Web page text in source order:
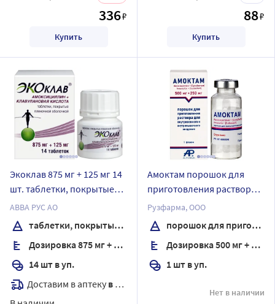
336₽
Купить
88₽
Купить
Экоклав 875 мг + 125 мг 14
шт. таблетки, покрытые
пленочной оболочкой
АВВА РУС АО
таблетки, покрытые пленочной оболочкой
Дозировка 875 мг + 125 мг
14 шт в уп.
Доставим в аптеку в течение 7 дней
Амоктам порошок для
приготовления раствора
для внутривенного и
внутримышечного
введения 500 мг + 250 мг
флакон 1 шт.
Рузфарма, ООО
порошок для приготовления раствора для внутривенного и внутримышечного введения
Дозировка 500 мг + 250 мг
1 шт в уп.
Нет в наличии